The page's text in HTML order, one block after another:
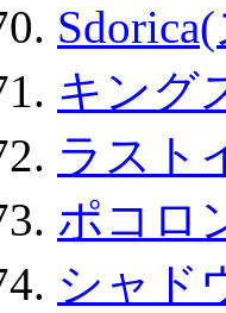
キング
ラスト
ポコロ
シャド